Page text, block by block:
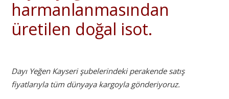
harmanlanmasından
üretilen doğal isot.
Dayı Yeğen Kayseri şubelerindeki perakende satış
fiyatlarıyla tüm dünyaya kargoyla gönderiyoruz.